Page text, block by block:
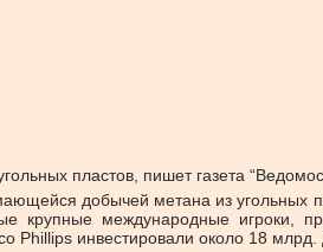
пластов, пишет газета
добычей метана из угольных
международные игроки,
Phillips инвестировали около 18 млрд.